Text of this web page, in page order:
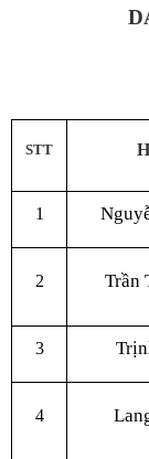
STT
1
2 Trần
3
4